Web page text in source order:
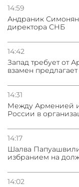
14:59
Андраник
директора СНБ
14:42
Запад требует от
взамен
14:31
Между Арменией
России в
14:17
Шалва
избранием на
14:02